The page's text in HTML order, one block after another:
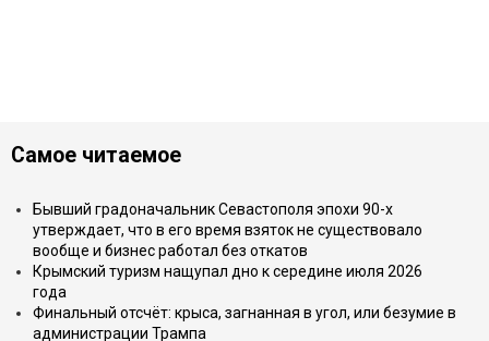
Самое читаемое
Бывший градоначальник Севастополя эпохи 90-х
утверждает, что в его время взяток не существовало
вообще и бизнес работал без откатов
Крымский туризм нащупал дно к середине июля 2026
года
Финальный отсчёт: крыса, загнанная в угол, или безумие в
администрации Трампа